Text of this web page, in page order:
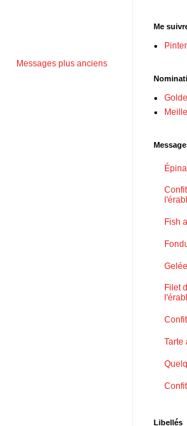
Messages plus anciens
Me
Fish
Filet
Tarte
Libellés